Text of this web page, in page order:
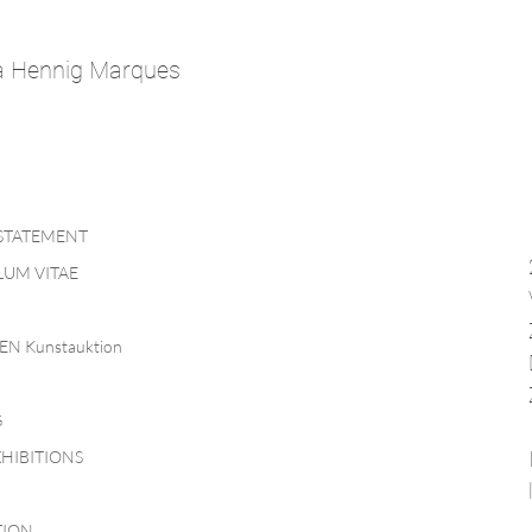
Hennig Marques
VITAE
Kunstauktion